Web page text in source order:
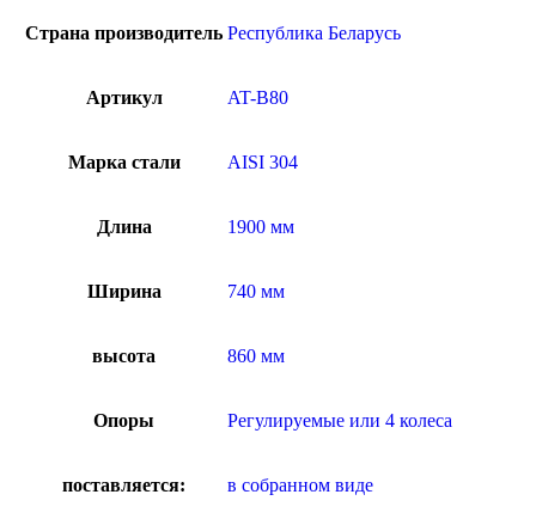
Страна производитель Республика Беларусь
Артикул AT-B80
Марка стали AISI 304
Длина 1900 мм
Ширина 740 мм
высота 860 мм
Опоры Регулируемые или 4 колеса
поставляется: в собранном виде